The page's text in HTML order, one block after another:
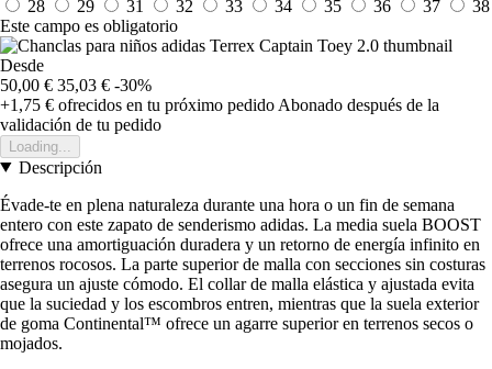
28
29 31 32 33 34 35 36 37
38
Este campo es obligatorio
Desde
50,00 € 35,03 € -30%
+1,75 € ofrecidos en tu próximo pedido Abonado después de la
validación de tu pedido
Loading...
Descripción
Évade-te en plena naturaleza durante una hora o un fin de semana
entero con este zapato de senderismo adidas. La media suela BOOST
ofrece una amortiguación duradera y un retorno de energía infinito en
terrenos rocosos. La parte superior de malla con secciones sin costuras
asegura un ajuste cómodo. El collar de malla elástica y ajustada evita
que la suciedad y los escombros entren, mientras que la suela exterior
de goma Continental™ ofrece un agarre superior en terrenos secos o
mojados.